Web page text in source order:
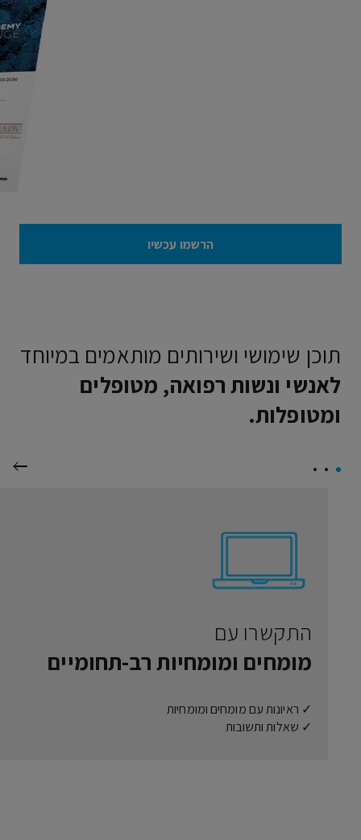
הרשמו עכשיו
תוכן שימושי ושירותים מותאמים במיוחד
לאנשי ונשות רפואה, מטופלים
ומטופלות.
התקשרו עם
מומחים ומומחיות רב-תחומיים
✓ ראיונות עם מומחים ומומחיות
✓ שאלות ותשובות